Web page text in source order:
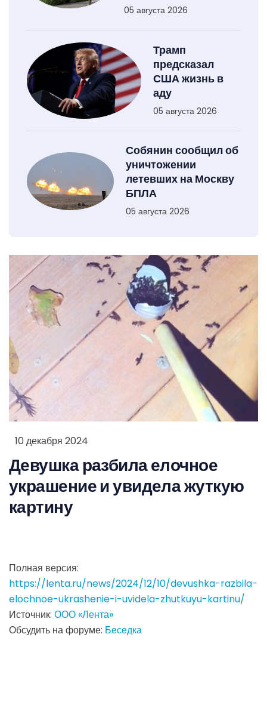
05 августа 2026
Трамп
предсказал
США жизнь в
аду
05 августа 2026
Собянин сообщил об
уничтожении
летевших на Москву
БПЛА
05 августа 2026
10 декабря 2024
Девушка разбила елочное
украшение и увидела жуткую
картину
Полная версия:
https://lenta.ru/news/2024/12/10/devushka-razbila-
elochnoe-ukrashenie-i-uvidela-zhutkuyu-kartinu/
Источник: ООО «Лента»
Обсудить на форуме: Беседка